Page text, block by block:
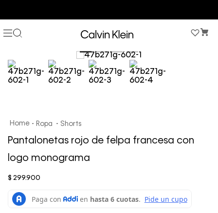
Ropa Shorts
Pantalonetas rojo de felpa francesa con
logo monograma
$ 299.900